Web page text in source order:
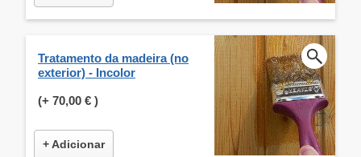
Tratamento da madeira (no
exterior) - Incolor
(+ 70,00 € )
+ Adicionar